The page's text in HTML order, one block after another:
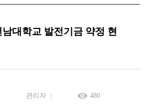
남대학교 발전기금 약정 현
관리자 480